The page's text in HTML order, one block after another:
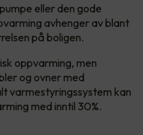
eller den gode
avhenger av blant
på boligen.
oppvarming, men
og ovner med
varmestyringssystem kan
med inntil 30%.